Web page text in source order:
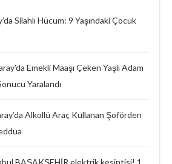
Silahlı Hücum: 9 Yaşındaki Çocuk
Emekli Maaşı Çeken Yaşlı Adam
Yaralandı
Alkollü Araç Kullanan Şoförden
BAŞAKŞEHİR elektrik kesintisi! 1